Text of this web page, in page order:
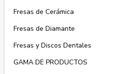
Fresas de Cerámica
Fresas de Diamante
Fresas y Discos Dentales
GAMA DE PRODUCTOS